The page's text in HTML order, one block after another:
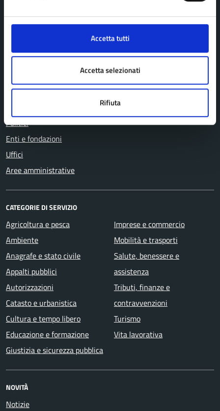
Accetta tutti
Accetta selezionati
Rifiuta
Comune di Pavullo nel Frignano
Organi di governo
Politici
Enti e fondazioni
Uffici
Aree amministrative
CATEGORIE DI SERVIZIO
Agricoltura e pesca
Ambiente
Anagrafe e stato civile
Appalti pubblici
Autorizzazioni
Catasto e urbanistica
Cultura e tempo libero
Educazione e formazione
Giustizia e sicurezza pubblica
Imprese e commercio
Mobilità e trasporti
Salute, benessere e
assistenza
Tributi, finanze e
contravvenzioni
Turismo
Vita lavorativa
NOVITÀ
Notizie